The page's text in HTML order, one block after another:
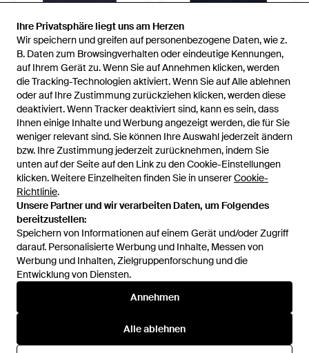
Ihre Privatsphäre liegt uns am Herzen
Wir speichern und greifen auf personenbezogene Daten, wie z.
B. Daten zum Browsingverhalten oder eindeutige Kennungen,
auf Ihrem Gerät zu. Wenn Sie auf Annehmen klicken, werden
die Tracking-Technologien aktiviert. Wenn Sie auf Alle ablehnen
oder auf Ihre Zustimmung zurückziehen klicken, werden diese
deaktiviert. Wenn Tracker deaktiviert sind, kann es sein, dass
Ihnen einige Inhalte und Werbung angezeigt werden, die für Sie
weniger relevant sind. Sie können Ihre Auswahl jederzeit ändern
bzw. Ihre Zustimmung jederzeit zurücknehmen, indem Sie
unten auf der Seite auf den Link zu den Cookie-Einstellungen
klicken. Weitere Einzelheiten finden Sie in unsererCookie-
Richtlinie.
Unsere Partner und wir verarbeiten Daten, um Folgendes
bereitzustellen:
Speichern von Informationen auf einem Gerät und/oder Zugriff
darauf. Personalisierte Werbung und Inhalte, Messen von
Werbung und Inhalten, Zielgruppenforschung und die
Entwicklung von Diensten.
Annehmen
Alle ablehnen
Ihre Privatsphäre liegt uns am Herzen
Wir speichern und greifen auf personenbezogene Daten, wie z.
B. Daten zum Browsingverhalten oder eindeutige Kennungen,
auf Ihrem Gerät zu. Wenn Sie auf Annehmen klicken, werden
die Tracking-Technologien aktiviert. Wenn Sie auf Alle ablehnen
oder auf Ihre Zustimmung zurückziehen klicken, werden diese
deaktiviert. Wenn Tracker deaktiviert sind, kann es sein, dass
Ihnen einige Inhalte und Werbung angezeigt werden, die für Sie
weniger relevant sind. Sie können Ihre Auswahl jederzeit ändern
bzw. Ihre Zustimmung jederzeit zurücknehmen, indem Sie
unten auf der Seite auf den Link zu den Cookie-Einstellungen
klicken. Weitere Einzelheiten finden Sie in unsererCookie-
Richtlinie.
Unsere Partner und wir verarbeiten Daten, um Folgendes
bereitzustellen:
Speichern von Informationen auf einem Gerät und/oder Zugriff
darauf. Personalisierte Werbung und Inhalte, Messen von
Werbung und Inhalten, Zielgruppenforschung und die
Entwicklung von Diensten.
Annehmen
Alle ablehnen
123,59 €
Suns
Crepe Polo - Blau
VonMiinto
AUSVERKAUFT
56,64 €
Suns
Federico tag polo shirt - Blau
Von Miinto
AUSVERKAUFT
International
Hilfe und Informationen